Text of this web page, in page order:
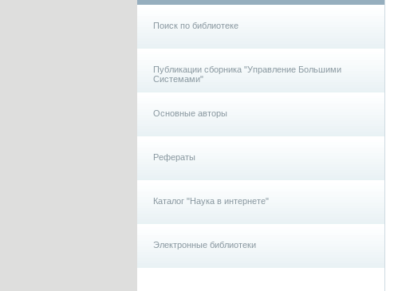
Поиск по библиотеке
Публикации сборника "Управление Большими
Системами"
Основные авторы
Рефераты
Каталог "Наука в интернете"
Электронные библиотеки